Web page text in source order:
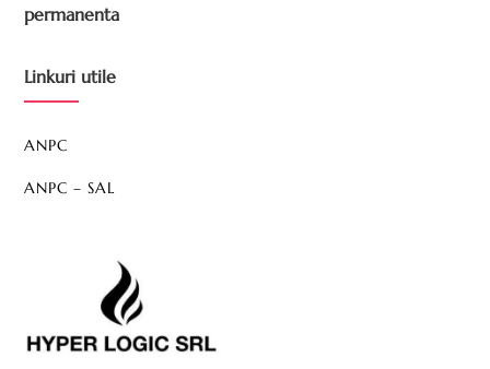
permanenta
Linkuri utile
ANPC
ANPC – SAL